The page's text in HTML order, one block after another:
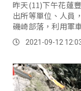
昨天(11)下午花蓮
出所等單位、人員
磯崎部落，利用軍
豐濱國中、新社國
2021-09-12